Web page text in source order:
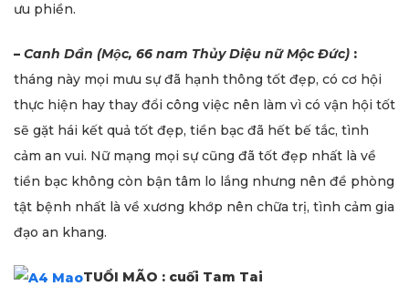
ưu phiền.
– Canh Dần (Mộc, 66 nam Thủy Diệu nữ Mộc Đức) :
tháng này mọi mưu sự đã hạnh thông tốt đẹp, có cơ hội
thực hiện hay thay đổi công việc nên làm vì có vận hội tốt
sẽ gặt hái kết quả tốt đẹp, tiền bạc đã hết bế tắc, tình
cảm an vui. Nữ mạng mọi sự cũng đã tốt đẹp nhất là về
tiền bạc không còn bận tâm lo lắng nhưng nên đề phòng
tật bệnh nhất là về xương khớp nên chữa trị, tình cảm gia
đạo an khang.
TUỔI MÃO : cuối Tam Tai